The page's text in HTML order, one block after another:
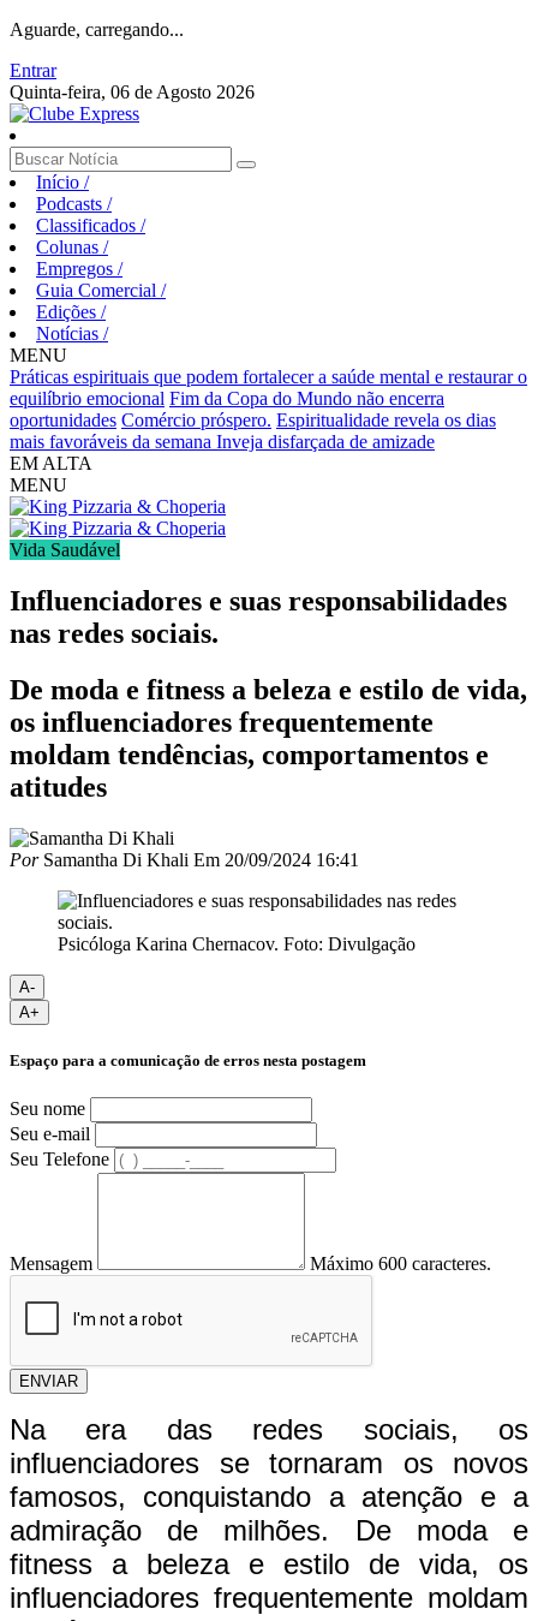
Aguarde, carregando...
Entrar
Quinta-feira, 06 de Agosto 2026
Início /
Podcasts /
Classificados /
Colunas /
Empregos /
Guia Comercial /
Edições /
Notícias /
MENU
Práticas espirituais que podem fortalecer a saúde mental e restaurar o
equilíbrio emocional Fim da Copa do Mundo não encerra
oportunidades Comércio próspero. Espiritualidade revela os dias
mais favoráveis da semana Inveja disfarçada de amizade
EM ALTA
MENU
Vida Saudável
Influenciadores e suas responsabilidades
nas redes sociais.
De moda e fitness a beleza e estilo de vida,
os influenciadores frequentemente
moldam tendências, comportamentos e
atitudes
PorSamantha Di Khali Em 20/09/2024 16:41
Psicóloga Karina Chernacov. Foto: Divulgação
A-
A+
Espaço para a comunicação de erros nesta postagem
Seu nome
Seu e-mail
Seu Telefone
Mensagem Máximo 600 caracteres.
ENVIAR
Na era das redes sociais, os
influenciadores se tornaram os novos
famosos, conquistando a atenção e a
admiração de milhões. De moda e
fitness a beleza e estilo de vida, os
influenciadores frequentemente moldam